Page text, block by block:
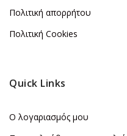
Πολιτική απορρήτου
Πολιτική Cookies
Quick Links
Ο λογαριασμός μου